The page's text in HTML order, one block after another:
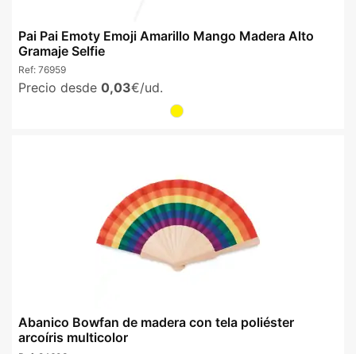
Pai Pai Emoty Emoji Amarillo Mango Madera Alto
Gramaje Selfie
Ref: 76959
Precio desde 0,03€/ud.
Abanico Bowfan de madera con tela poliéster
arcoíris multicolor